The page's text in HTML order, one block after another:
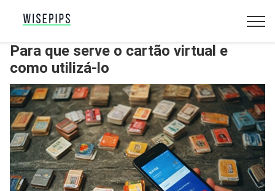
Para que serve o cartão virtual e
como utilizá-lo